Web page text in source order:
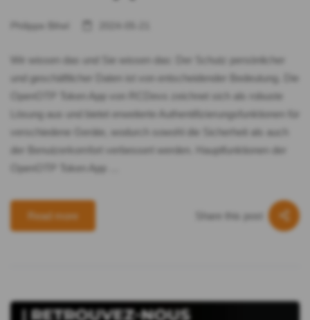
Wir wissen das und Sie wissen das: Der Schutz persönlicher
und geschäftlicher Daten ist von entscheidender Bedeutung. Die
OpenOTP Token App von RCDevs zeichnet sich als robuste
Lösung aus und bietet erweiterte Authentifizierungsfunktionen für
verschiedene Geräte, wodurch sowohl die Sicherheit als auch
der Benutzerkomfort verbessert werden. Hauptfunktionen der
OpenOTP Token App …
Read more Share this post